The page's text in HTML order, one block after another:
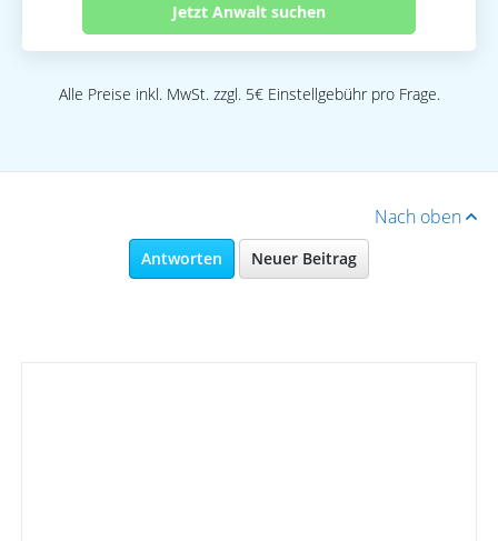
Jetzt Anwalt suchen
Alle Preise inkl. MwSt. zzgl. 5€ Einstellgebühr pro Frage.
Nach oben
Antworten Neuer Beitrag